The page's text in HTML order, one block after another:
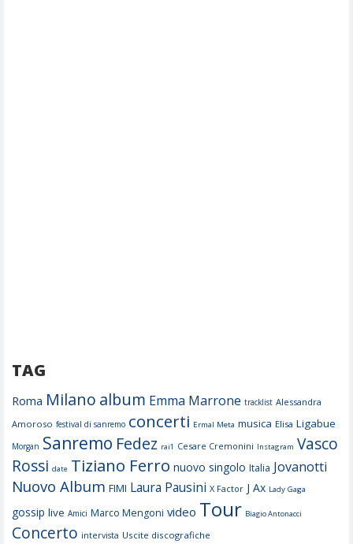
TAG
Roma Milano album Emma Marrone tracklist Alessandra
Amoroso festival di sanremo concerti Ermal Meta musica Elisa Ligabue
Morgan Sanremo Fedez rai1 Cesare Cremonini Instagram Vasco
Rossi date Tiziano Ferro nuovo singolo Italia Jovanotti
Nuovo Album FIMI Laura Pausini X Factor J Ax Lady Gaga
gossip live Amici Marco Mengoni video Tour Biagio Antonacci
Concerto intervista Uscite discografiche